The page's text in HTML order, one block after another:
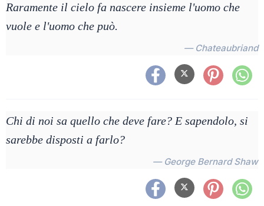
Raramente il cielo fa nascere insieme l'uomo che
vuole e l'uomo che può.
— Chateaubriand
Chi di noi sa quello che deve fare? E sapendolo, si
sarebbe disposti a farlo?
— George Bernard Shaw